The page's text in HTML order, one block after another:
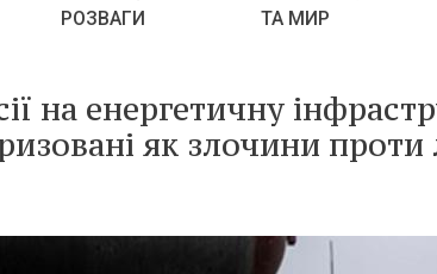
РОЗВАГИ
ТА МИР
на енергетичну
як злочини